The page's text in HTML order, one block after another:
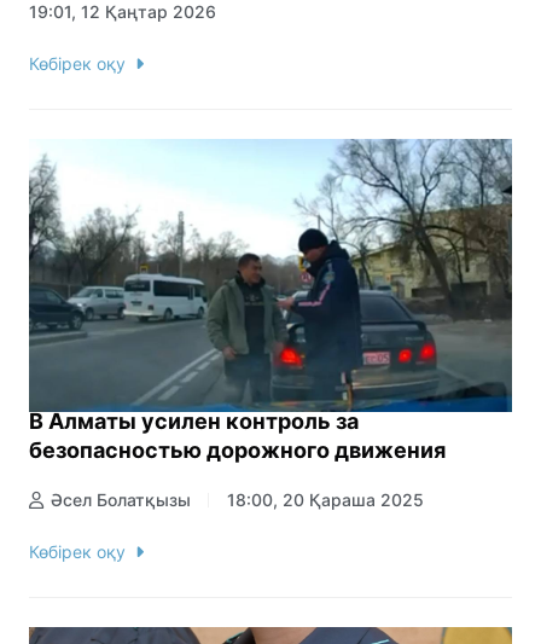
19:01, 12 Қаңтар 2026
Көбірек оқу
В Алматы усилен контроль за
безопасностью дорожного движения
Әсел Болатқызы 18:00, 20 Қараша 2025
Көбірек оқу